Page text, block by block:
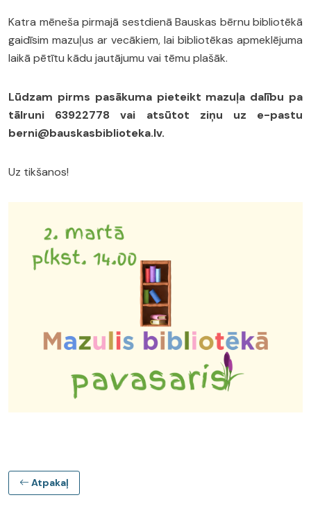
Katra mēneša pirmajā sestdienā Bauskas bērnu bibliotēkā
gaidīsim mazuļus ar vecākiem, lai bibliotēkas apmeklējuma
laikā pētītu kādu jautājumu vai tēmu plašāk.
Lūdzam pirms pasākuma pieteikt mazuļa dalību pa
tālruni 63922778 vai atsūtot ziņu uz e-pastu
berni@bauskasbiblioteka.lv.
Uz tikšanos!
Atpakaļ